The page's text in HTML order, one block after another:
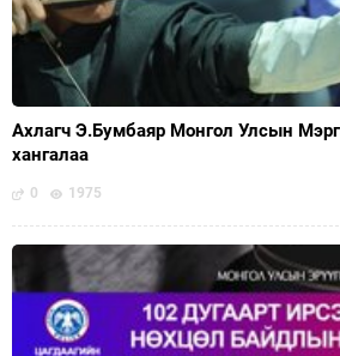
Ахлагч Э.Бумбаяр Монгол Улсын
хангалаа
0 1975